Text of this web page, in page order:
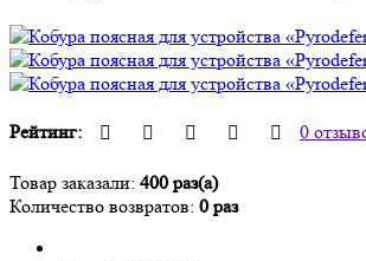
Рейтинг: 0
Товар заказали: 400 раз(а)
Количество возвратов: 0 раз